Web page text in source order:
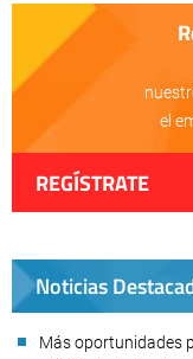
el
REGÍSTRATE
Noticias
Más oportunidades